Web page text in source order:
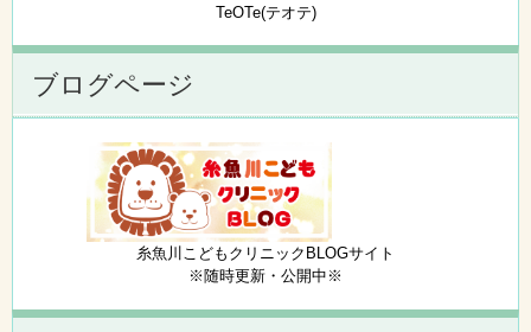
TeOTe(テオテ)
ブログページ
糸魚川こどもクリニックBLOGサイト
※随時更新・公開中※